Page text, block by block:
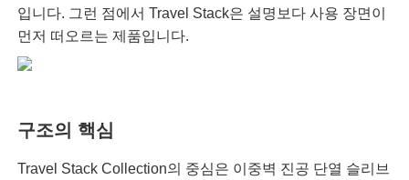
입니다. 그런 점에서 Travel Stack은 설명보다 사용 장면이
먼저 떠오르는 제품입니다.
구조의 핵심
Travel Stack Collection의 중심은 이중벽 진공 단열 슬리브